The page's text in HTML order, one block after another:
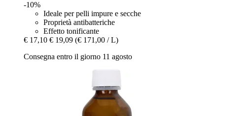
-10%
Ideale per pelli impure e secche
Proprietà antibatteriche
Effetto tonificante
€ 17,10 € 19,09 (€ 171,00 / L)
Consegna entro il giorno 11 agosto